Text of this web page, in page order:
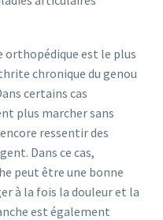
orthopédique est le plus
chronique du genou
certains cas
plus marcher sans
ressentir des
Dans ce cas,
peut être une bonne
à la fois la douleur et la
est également